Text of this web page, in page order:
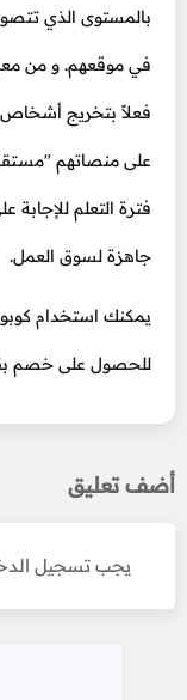
بالمستوى الذي
في موقعهم. و من
فعلاً بتخريج أشخاص
على منصاتهم
فترة التعلم
جاهزة لسوق العمل.
يمكنك استخدام
للحصول على خصم بقيمة 100$
أضف تعليق
يجب تسجيل